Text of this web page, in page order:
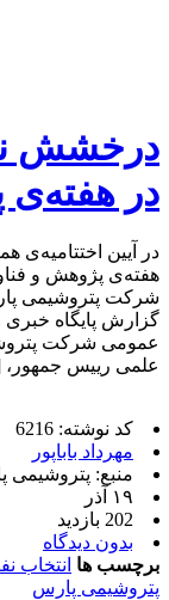
درخشش
در هفته‌ی
در آیین اختتامیه‌ی
هفته‌ی پژوهش و
شرکت پتروشیمی
گزارش پایگاه خبری
عمومی شرکت
علمی رییس
کد نوشته: 6216
مهرداد باباپور
منبع: پتروشیمی
۱۹ آذر
202 بازدید
بدون دیدگاه
برچسب ها انتخاب
پتروشیمی پارس